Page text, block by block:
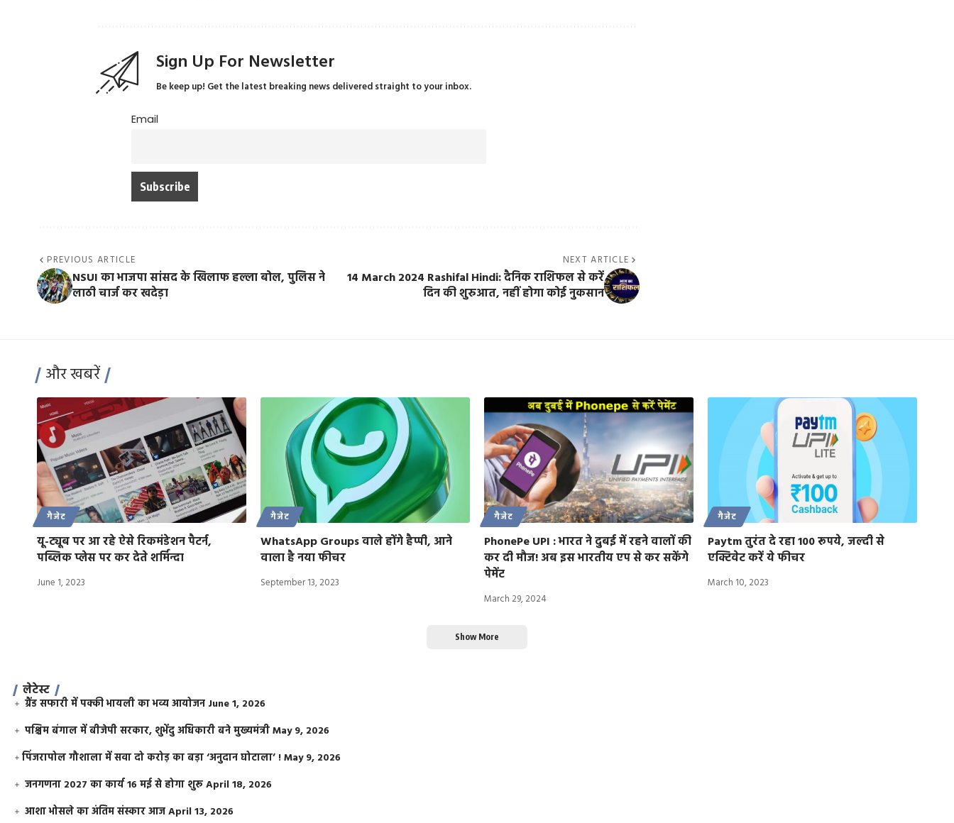
Sign Up For Newsletter
Be keep up! Get the latest breaking news delivered straight to your inbox.
Email
PREVIOUS ARTICLE
NSUI का भाजपा सांसद के खिलाफ हल्ला बोल, पुलिस ने
लाठी चार्ज कर खदेड़ा
NEXT ARTICLE
14 March 2024 Rashifal Hindi: दैनिक राशिफल से करें
दिन की शुरुआत, नहीं होगा कोई नुकसान
और खबरें
गैजेट
यू-ट्यूब पर आ रहे ऐसे रिकमंडेशन पैटर्न,
पब्लिक प्लेस पर कर देते शर्मिन्दा
June 1, 2023
गैजेट
WhatsApp Groups वाले होंगे हैप्पी, आने
वाला है नया फीचर
September 13, 2023
गैजेट
PhonePe UPI : भारत ने दुबई में रहने वालों की
कर दी मौज! अब इस भारतीय एप से कर सकेंगे
पेमेंट
March 29, 2024
गैजेट
Paytm तुरंत दे रहा 100 रूपये, जल्दी से
एक्टिवेट करें ये फीचर
March 10, 2023
Show More
लेटेस्ट
ग्रैंड सफारी में पक्की भायली का भव्य आयोजन June 1, 2026
पश्चिम बंगाल में बीजेपी सरकार, शुभेंदु अधिकारी बने मुख्यमंत्रीMay 9, 2026
​पिंजरापोल गौशाला में सवा दो करोड़ का बड़ा ‘अनुदान घोटाला’ !May 9, 2026
जनगणना 2027 का कार्य 16 मई से होगा शुरूApril 18, 2026
आशा भोसले का अंतिम संस्कार आजApril 13, 2026